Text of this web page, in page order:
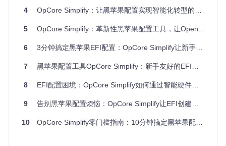
种硬件组合。
展开查看核心代码逻辑
成
4 OpCore Simplify：让黑苹果配置实现智能化转型的全流程解决方案
5 OpCore Simplify：革新性黑苹果配置工具，让OpenCore EFI创建智能化与轻松化
6 3分钟搞定黑苹果EFI配置：OpCore Simplify让新手也能轻松上手的智能工具
7 黑苹果配置工具OpCore Simplify：新手友好的EFI自动生成方案与效率提升指南
8 EFI配置困境：OpCore Simplify如何通过智能硬件适配实现黑苹果技术民主化
9 告别黑苹果配置烦恼：OpCore Simplify让EFI创建自动化
10 OpCore Simplify零门槛指南：10分钟搞定黑苹果配置的效率革命